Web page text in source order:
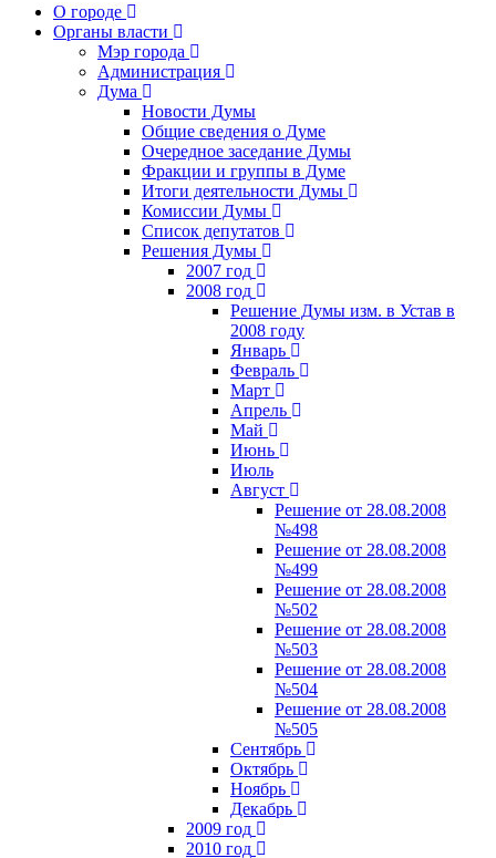
О городе
Органы власти
Мэр города
Администрация
Дума
Новости Думы
Общие сведения о Думе
Очередное заседание Думы
Фракции и группы в Думе
Итоги деятельности Думы
Комиссии Думы
Список депутатов
Решения Думы
2007 год
2008 год
Решение Думы изм. в Устав в
2008 году
Январь
Февраль
Март
Апрель
Май
Июнь
Июль
Август
Решение от 28.08.2008
№498
Решение от 28.08.2008
№499
Решение от 28.08.2008
№502
Решение от 28.08.2008
№503
Решение от 28.08.2008
№504
Решение от 28.08.2008
№505
Сентябрь
Октябрь
Ноябрь
Декабрь
2009 год
2010 год